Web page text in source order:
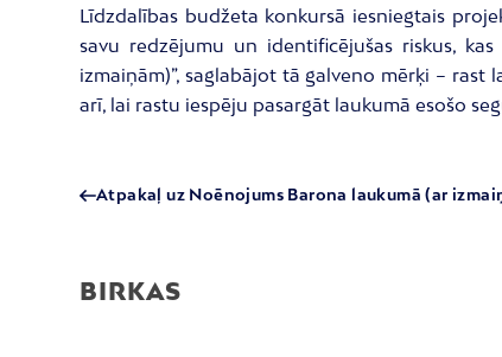
Līdzdalības budžeta konkursā iesniegtais
savu redzējumu un identificējušas riskus,
izmaiņām)”, saglabājot tā galveno mērķi –
arī, lai rastu iespēju pasargāt laukumā esošo
Atpakaļ uz Noēnojums Barona laukumā (ar
BIRKAS